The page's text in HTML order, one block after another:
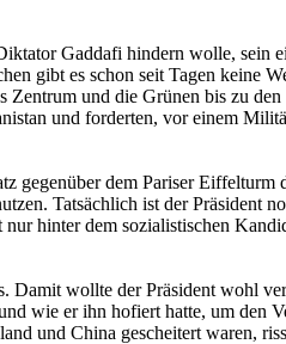
Gaddafi hindern wolle, sein
gibt es schon seit Tagen keine
Zentrum und die Grünen bis zu
und forderten, vor einem
gegenüber dem Pariser Eiffelturm
Tatsächlich ist der Präsident
hinter dem sozialistischen
Damit wollte der Präsident wohl
wie er ihn hofiert hatte, um den
und China gescheitert waren,